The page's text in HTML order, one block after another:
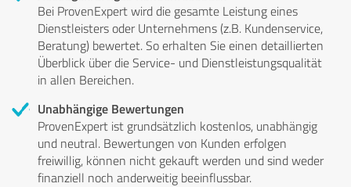
Bei ProvenExpert wird die gesamte Leistung eines
Dienstleisters oder Unternehmens (z.B. Kundenservice,
Beratung) bewertet. So erhalten Sie einen detaillierten
Überblick über die Service- und Dienstleistungsqualität
in allen Bereichen.
Unabhängige Bewertungen
ProvenExpert ist grundsätzlich kostenlos, unabhängig
und neutral. Bewertungen von Kunden erfolgen
freiwillig, können nicht gekauft werden und sind weder
finanziell noch anderweitig beeinflussbar.